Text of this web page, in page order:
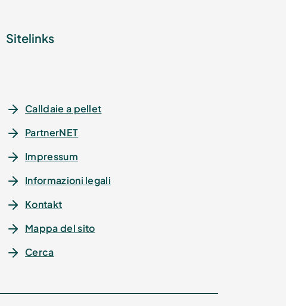
Sitelinks
Calldaie a pellet
PartnerNET
Impressum
Informazioni legali
Kontakt
Mappa del sito
Cerca